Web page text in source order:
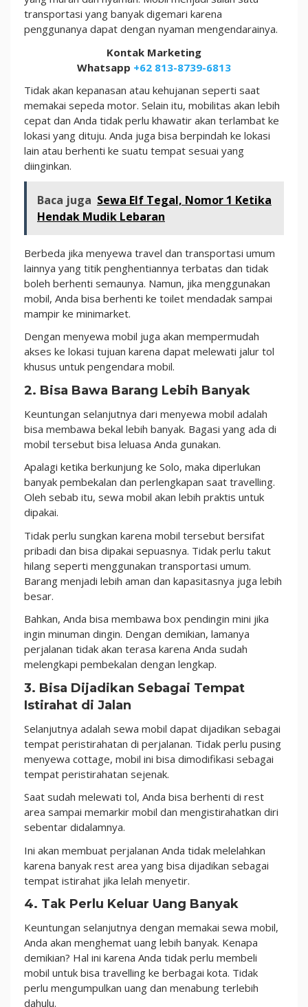
transportasi yang banyak digemari karena
penggunanya dapat dengan nyaman mengendarainya.
Kontak Marketing
Whatsapp +62 813-8739-6813
Tidak akan kepanasan atau kehujanan seperti saat
memakai sepeda motor. Selain itu, mobilitas akan lebih
cepat dan Anda tidak perlu khawatir akan terlambat ke
lokasi yang dituju. Anda juga bisa berpindah ke lokasi
lain atau berhenti ke suatu tempat sesuai yang
diinginkan.
Baca juga Sewa Elf Tegal, Nomor 1 Ketika
Hendak Mudik Lebaran
Berbeda jika menyewa travel dan transportasi umum
lainnya yang titik penghentiannya terbatas dan tidak
boleh berhenti semaunya. Namun, jika menggunakan
mobil, Anda bisa berhenti ke toilet mendadak sampai
mampir ke minimarket.
Dengan menyewa mobil juga akan mempermudah
akses ke lokasi tujuan karena dapat melewati jalur tol
khusus untuk pengendara mobil.
2. Bisa Bawa Barang Lebih Banyak
Keuntungan selanjutnya dari menyewa mobil adalah
bisa membawa bekal lebih banyak. Bagasi yang ada di
mobil tersebut bisa leluasa Anda gunakan.
Apalagi ketika berkunjung ke Solo, maka diperlukan
banyak pembekalan dan perlengkapan saat travelling.
Oleh sebab itu, sewa mobil akan lebih praktis untuk
dipakai.
Tidak perlu sungkan karena mobil tersebut bersifat
pribadi dan bisa dipakai sepuasnya. Tidak perlu takut
hilang seperti menggunakan transportasi umum.
Barang menjadi lebih aman dan kapasitasnya juga lebih
besar.
Bahkan, Anda bisa membawa box pendingin mini jika
ingin minuman dingin. Dengan demikian, lamanya
perjalanan tidak akan terasa karena Anda sudah
melengkapi pembekalan dengan lengkap.
3. Bisa Dijadikan Sebagai Tempat
Istirahat di Jalan
Selanjutnya adalah sewa mobil dapat dijadikan sebagai
tempat peristirahatan di perjalanan. Tidak perlu pusing
menyewa cottage, mobil ini bisa dimodifikasi sebagai
tempat peristirahatan sejenak.
Saat sudah melewati tol, Anda bisa berhenti di rest
area sampai memarkir mobil dan mengistirahatkan diri
sebentar didalamnya.
Ini akan membuat perjalanan Anda tidak melelahkan
karena banyak rest area yang bisa dijadikan sebagai
tempat istirahat jika lelah menyetir.
4. Tak Perlu Keluar Uang Banyak
Keuntungan selanjutnya dengan memakai sewa mobil,
Anda akan menghemat uang lebih banyak. Kenapa
demikian? Hal ini karena Anda tidak perlu membeli
mobil untuk bisa travelling ke berbagai kota. Tidak
perlu mengumpulkan uang dan menabung terlebih
dahulu.